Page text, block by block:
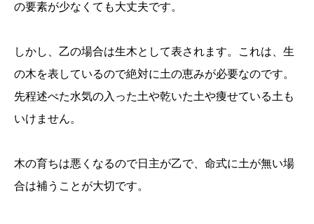
の要素が少なくても大丈夫です。
しかし、乙の場合は生木として表されます。これは、生
の木を表しているので絶対に土の恵みが必要なのです。
先程述べた水気の入った土や乾いた土や痩せている土も
いけません。
木の育ちは悪くなるので日主が乙で、命式に土が無い場
合は補うことが大切です。